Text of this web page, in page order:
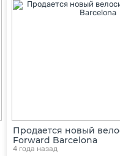
Продается новый
Forward Barcelona
4 года назад